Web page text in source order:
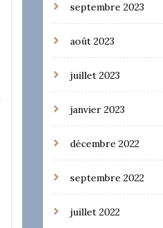
septembre 2023
août 2023
juillet 2023
janvier 2023
décembre 2022
septembre 2022
juillet 2022